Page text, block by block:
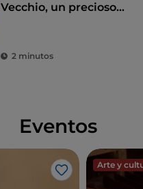
Vecchio, un precioso
2 minutos
Eventos
Me gusta
Arte y